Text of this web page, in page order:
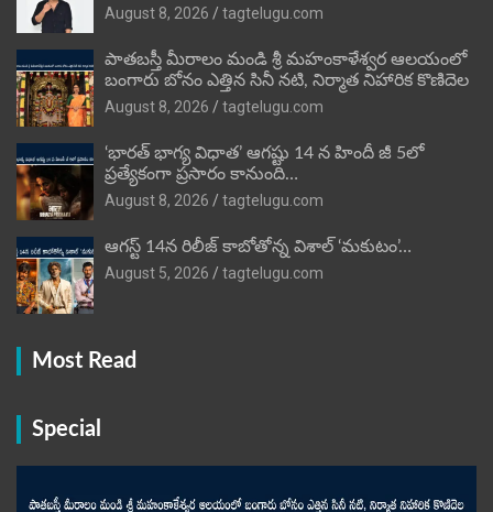
August 8, 2026
tagtelugu.com
పాతబస్తీ మీరాలం మండి శ్రీ మహంకాళేశ్వర ఆలయంలో
బంగారు బోనం ఎత్తిన సినీ నటి, నిర్మాత నిహారిక కొణిదెల
August 8, 2026
tagtelugu.com
‘భారత్ భాగ్య విధాత’ ఆగష్టు 14 న హిందీ జీ 5లో
ప్రత్యేకంగా ప్రసారం కానుంది…
August 8, 2026
tagtelugu.com
ఆగస్ట్ 14న రిలీజ్ కాబోతోన్న విశాల్ ‘మకుటం’…
August 5, 2026
tagtelugu.com
Most Read
Special